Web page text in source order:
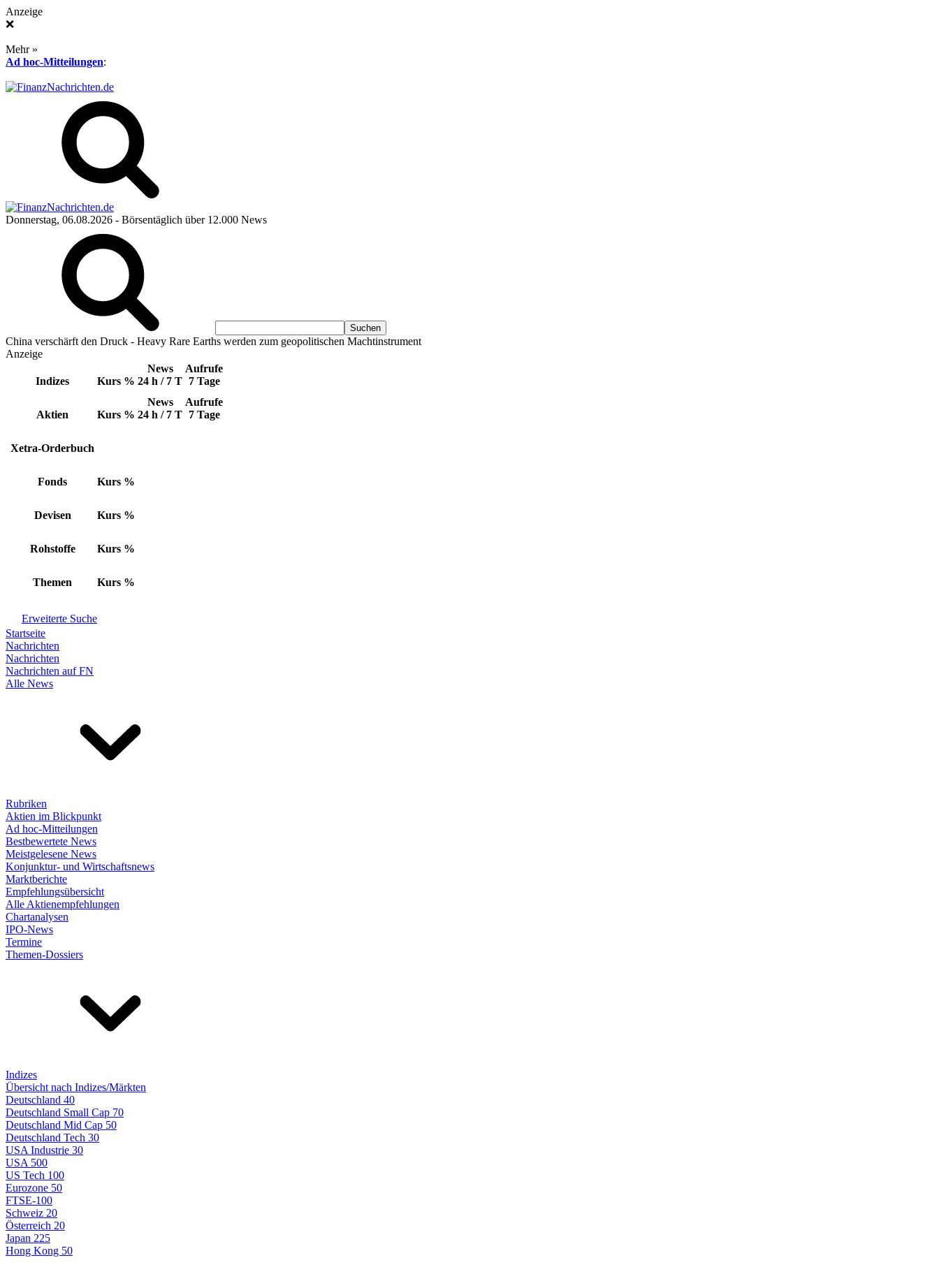
Anzeige
❌
Mehr »
Ad hoc-Mitteilungen:
Donnerstag, 06.08.2026 - Börsentäglich über 12.000 News
China verschärft den Druck - Heavy Rare Earths werden zum geopolitischen Machtinstrument
Anzeige
Indizes Kurs %
News
24 h / 7 T
Aufrufe
7 Tage
Aktien Kurs %
News
24 h / 7 T
Aufrufe
7 Tage
Xetra-Orderbuch
Fonds Kurs %
Devisen Kurs %
Rohstoffe Kurs %
Themen Kurs %
Erweiterte Suche
Startseite
Nachrichten
Nachrichten
Nachrichten auf FN
Alle News
Rubriken
Aktien im Blickpunkt
Ad hoc-Mitteilungen
Bestbewertete News
Meistgelesene News
Konjunktur- und Wirtschaftsnews
Marktberichte
Empfehlungsübersicht
Alle Aktienempfehlungen
Chartanalysen
IPO-News
Termine
Themen-Dossiers
Indizes
Übersicht nach Indizes/Märkten
Deutschland 40
Deutschland Small Cap 70
Deutschland Mid Cap 50
Deutschland Tech 30
USA Industrie 30
USA 500
US Tech 100
Eurozone 50
FTSE-100
Schweiz 20
Österreich 20
Japan 225
Hong Kong 50